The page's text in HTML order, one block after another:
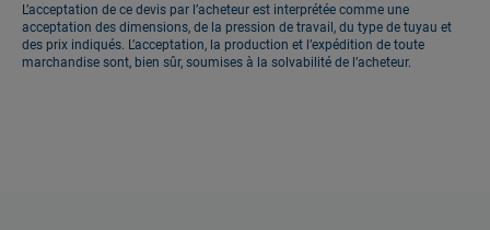
L’acceptation de ce devis par l’acheteur est interprétée comme une
acceptation des dimensions, de la pression de travail, du type de tuyau et
des prix indiqués. L’acceptation, la production et l’expédition de toute
marchandise sont, bien sûr, soumises à la solvabilité de l’acheteur.